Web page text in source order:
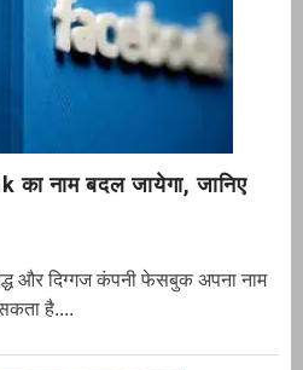
का नाम बदल जायेगा, जानिए
और दिग्गज कंपनी फेसबुक अपना नाम
है....